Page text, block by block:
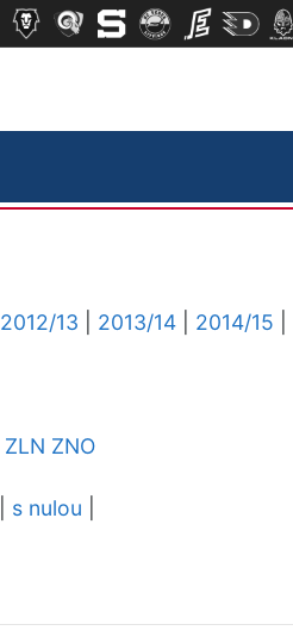
2012/13 2013/14 2014/15
ZLN ZNO
s nulou